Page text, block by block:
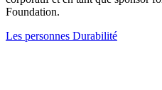
Foundation.
Les personnes Durabilité